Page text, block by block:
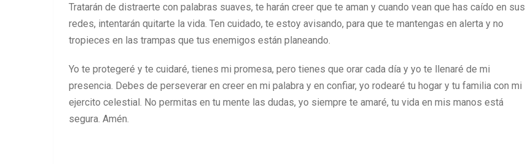
Tratarán de distraerte con palabras suaves, te harán creer que te aman y cuando vean que has caído en sus
redes, intentarán quitarte la vida. Ten cuidado, te estoy avisando, para que te mantengas en alerta y no
tropieces en las trampas que tus enemigos están planeando.
Yo te protegeré y te cuidaré, tienes mi promesa, pero tienes que orar cada día y yo te llenaré de mi
presencia. Debes de perseverar en creer en mi palabra y en confiar, yo rodearé tu hogar y tu familia con mi
ejercito celestial. No permitas en tu mente las dudas, yo siempre te amaré, tu vida en mis manos está
segura. Amén.